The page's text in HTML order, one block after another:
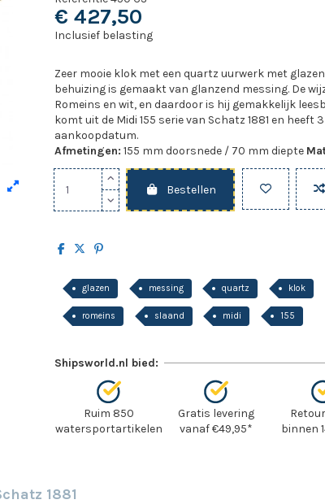
€ 427,50
Inclusief belasting
Zeer mooie klok met een quartz uurwerk met
behuizing is gemaakt van glanzend messing. De
Romeins en wit, en daardoor is hij gemakkelijk
komt uit de Midi 155 serie van Schatz 1881 en heeft
aankoopdatum.
Afmetingen: 155 mm doorsnede / 70 mm diepte
Bestellen
glazen messing quartz klok
romeins slaand midi 155
Shipsworld.nl bied:
Ruim 850
watersportartikelen
Gratis levering
vanaf €49,95*
binnen
1881